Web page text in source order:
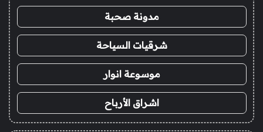
مدونة صحبة
شرقيات السياحة
موسوعة انوار
اشراق الأرباح